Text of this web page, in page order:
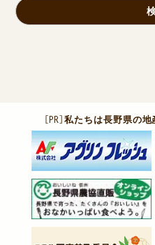
［PR］私たちは長野県の地